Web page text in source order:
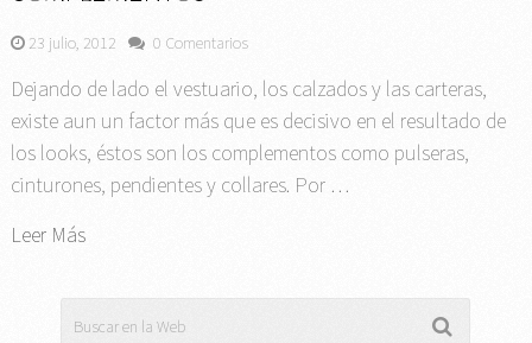
23 julio, 2012 0 Comentarios
Dejando de lado el vestuario, los calzados y las carteras,
existe aun un factor más que es decisivo en el resultado de
los looks, éstos son los complementos como pulseras,
cinturones, pendientes y collares. Por …
Leer Más